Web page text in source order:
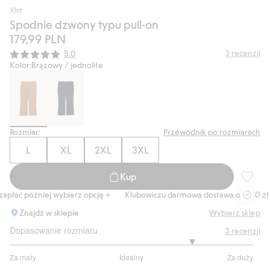
Xlnt
Spodnie dzwony typu pull-on
179,99 PLN
Średnia ocena:
5.0 3 recenzji
Kolor:Brązowy / jednolite
Rozmiar: Przewodnik po rozmiarach
L XL 2XL 3XL
Kup
później wybierz opcję + Klubowiczu darmowa dostawa od 150 zł
Znajdź w sklepie
Wybierz sklep
Dopasowanie rozmiaru
Za mały Idealny Za duży
na
3 recenzji